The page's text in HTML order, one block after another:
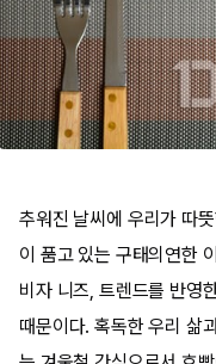
추워진 날씨에 우리가 따
이 품고 있는 구태의연한
비자 니즈, 트렌드를 반영
때문이다. 혹독한 우리 삶